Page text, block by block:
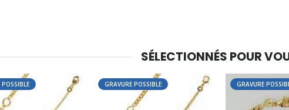
-20%
€21.90
SÉLECTIONNÉS POUR
GRAVURE POSSIBLE GRAVURE